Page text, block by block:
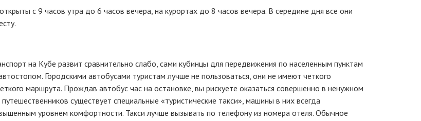
с 9 часов утра до 6 часов вечера, на курортах до 8 часов вечера. В середине дня все они
на Кубе развит сравнительно слабо, сами кубинцы для передвижения по населенным пунктам
Городскими автобусами туристам лучше не пользоваться, они не имеют четкого
маршрута. Прождав автобус час на остановке, вы рискуете оказаться совершенно в ненужном
существует специальные «туристические такси», машины в них всегда
уровнем комфортности. Такси лучше вызывать по телефону из номера отеля. Обычное